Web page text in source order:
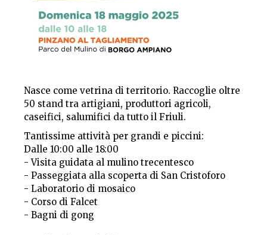
Nasce come vetrina di territorio. Raccoglie oltre
50 stand tra artigiani, produttori agricoli,
caseifici, salumifici da tutto il Friuli.
Tantissime attività per grandi e piccini:
Dalle 10:00 alle 18:00
- Visita guidata al mulino trecentesco
- Passeggiata alla scoperta di San Cristoforo
- Laboratorio di mosaico
- Corso di Falcet
- Bagni di gong